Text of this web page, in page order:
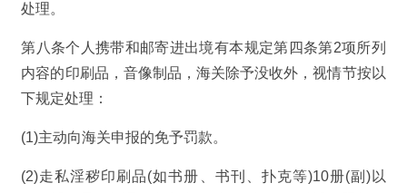
处理。
第八条个人携带和邮寄进出境有本规定第四条第2项所列
内容的印刷品，音像制品，海关除予没收外，视情节按以
下规定处理：
(1)主动向海关申报的免予罚款。
(2)走私淫秽印刷品(如书册、书刊、扑克等)10册(副)以